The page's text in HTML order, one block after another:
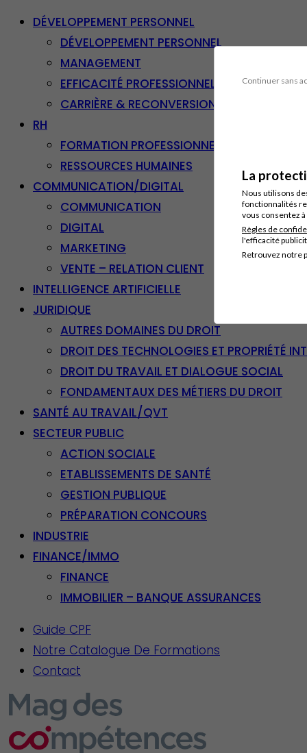
Continuer sans
La
Nous utilisons
fonctionnalités
vous consentez
Règles de
l'efficacité
Retrouvez notre
DÉVELOPPEMENT PERSONNEL
DÉVELOPPEMENT PERSONNEL
MANAGEMENT
EFFICACITÉ PROFESSIONNELLE
CARRIÈRE & RECONVERSION
RH
FORMATION PROFESSIONNELLE
RESSOURCES HUMAINES
COMMUNICATION/DIGITAL
COMMUNICATION
DIGITAL
MARKETING
VENTE – RELATION CLIENT
INTELLIGENCE ARTIFICIELLE
JURIDIQUE
AUTRES DOMAINES DU DROIT
DROIT DES TECHNOLOGIES ET PROPRIÉTÉ
DROIT DU TRAVAIL ET DIALOGUE SOCIAL
FONDAMENTAUX DES MÉTIERS DU DROIT
SANTÉ AU TRAVAIL/QVT
SECTEUR PUBLIC
ACTION SOCIALE
ETABLISSEMENTS DE SANTÉ
GESTION PUBLIQUE
PRÉPARATION CONCOURS
INDUSTRIE
FINANCE/IMMO
FINANCE
IMMOBILIER – BANQUE ASSURANCES
Guide CPF
Notre Catalogue De Formations
Contact